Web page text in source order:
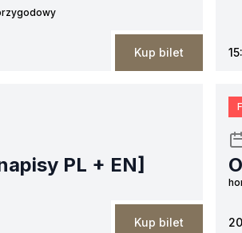
Kup bilet
PL + EN]
Kup bilet